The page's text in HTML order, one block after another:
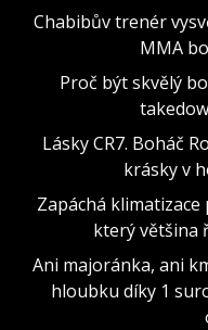
Chabibův trenér
MMA
Proč být skvělý
Lásky CR7. Boháč
krásky v
Zapáchá
který většina
Ani majoránka, ani
hloubku díky 1